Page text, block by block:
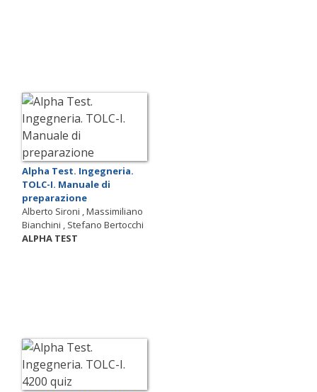
Alpha Test. Ingegneria.
TOLC-I. Manuale di
preparazione
Alberto Sironi , Massimiliano
Bianchini , Stefano Bertocchi
ALPHA TEST